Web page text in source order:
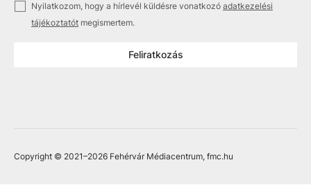
Nyilatkozom, hogy a hírlevél küldésre vonatkozó adatkezelési
tájékoztatót megismertem.
Feliratkozás
Copyright © 2021–2026 Fehérvár Médiacentrum, fmc.hu